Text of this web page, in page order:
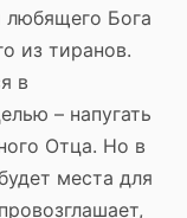
Бога
из тиранов.
в
– напугать
Отца. Но в
места для